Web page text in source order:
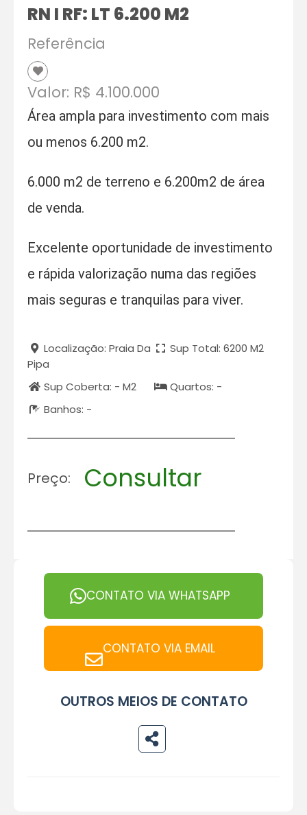
RN I RF: LT 6.200 M2
Referência
Valor: R$ 4.100.000
Área ampla para investimento com mais
ou menos 6.200 m2.
6.000 m2 de terreno e 6.200m2 de área
de venda.
Excelente oportunidade de investimento
e rápida valorização numa das regiões
mais seguras e tranquilas para viver.
Localização: Praia Da
Pipa
Sup Total: 6200 M2
Sup Coberta: - M2
Quartos: -
Banhos: -
Preço: Consultar
CONTATO VIA WHATSAPP
CONTATO VIA EMAIL
OUTROS MEIOS DE CONTATO